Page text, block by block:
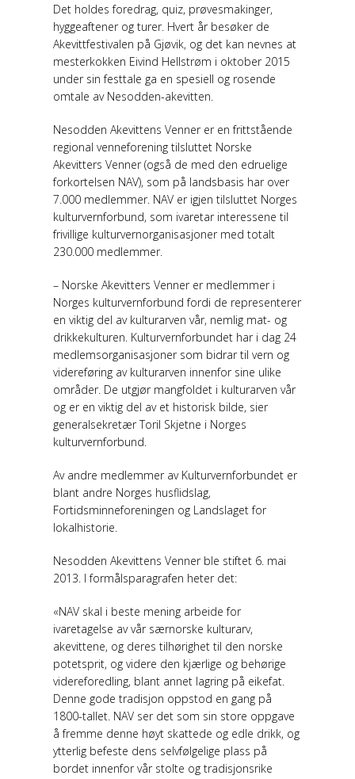
Det holdes foredrag, quiz, prøvesmakinger,
hyggeaftener og turer. Hvert år besøker de
Akevittfestivalen på Gjøvik, og det kan nevnes at
mesterkokken Eivind Hellstrøm i oktober 2015
under sin festtale ga en spesiell og rosende
omtale av Nesodden-akevitten.
Nesodden Akevittens Venner er en frittstående
regional venneforening tilsluttet Norske
Akevitters Venner (også de med den edruelige
forkortelsen NAV), som på landsbasis har over
7.000 medlemmer. NAV er igjen tilsluttet Norges
kulturvernforbund, som ivaretar interessene til
frivillige kulturvernorganisasjoner med totalt
230.000 medlemmer.
– Norske Akevitters Venner er medlemmer i
Norges kulturvernforbund fordi de representerer
en viktig del av kulturarven vår, nemlig mat- og
drikkekulturen. Kulturvernforbundet har i dag 24
medlemsorganisasjoner som bidrar til vern og
videreføring av kulturarven innenfor sine ulike
områder. De utgjør mangfoldet i kulturarven vår
og er en viktig del av et historisk bilde, sier
generalsekretær Toril Skjetne i Norges
kulturvernforbund.
Av andre medlemmer av Kulturvernforbundet er
blant andre Norges husflidslag,
Fortidsminneforeningen og Landslaget for
lokalhistorie.
Nesodden Akevittens Venner ble stiftet 6. mai
2013. I formålsparagrafen heter det:
«NAV skal i beste mening arbeide for
ivaretagelse av vår særnorske kulturarv,
akevittene, og deres tilhørighet til den norske
potetsprit, og videre den kjærlige og behørige
videreforedling, blant annet lagring på eikefat.
Denne gode tradisjon oppstod en gang på
1800-tallet. NAV ser det som sin store oppgave
å fremme denne høyt skattede og edle drikk, og
ytterlig befeste dens selvfølgelige plass på
bordet innenfor vår stolte og tradisjonsrike